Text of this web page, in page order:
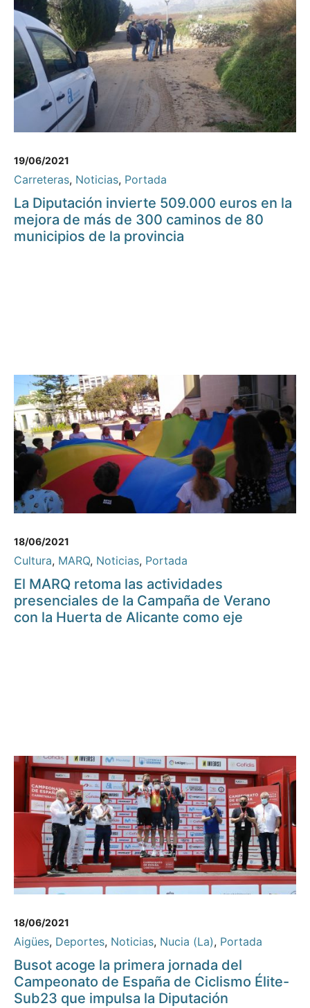
19/06/2021
Carreteras, Noticias, Portada
La Diputación invierte 509.000 euros en la
mejora de más de 300 caminos de 80
municipios de la provincia
18/06/2021
Cultura, MARQ, Noticias, Portada
El MARQ retoma las actividades
presenciales de la Campaña de Verano
con la Huerta de Alicante como eje
18/06/2021
Aigües, Deportes, Noticias, Nucia (La), Portada
Busot acoge la primera jornada del
Campeonato de España de Ciclismo Élite-
Sub23 que impulsa la Diputación